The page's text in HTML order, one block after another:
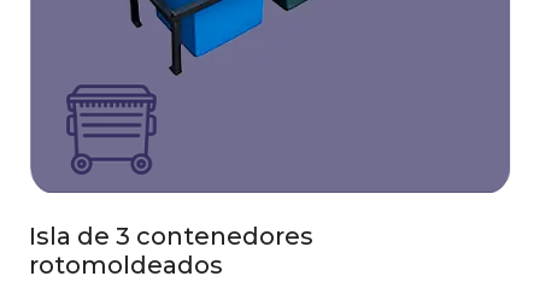
Isla de 3 contenedores
rotomoldeados